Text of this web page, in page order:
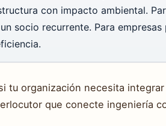
con impacto ambiental.
socio recurrente. Para
tu organización necesita
que conecte ingeniería